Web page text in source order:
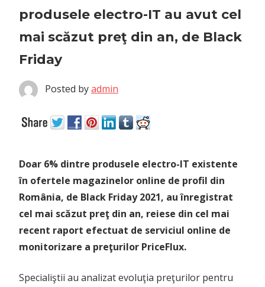
produsele electro-IT au avut cel
mai scăzut preţ din an, de Black
Friday
Posted byadmin
Doar 6% dintre produsele electro-IT existente
în ofertele magazinelor online de profil din
România, de Black Friday 2021, au înregistrat
cel mai scăzut preţ din an, reiese din cel mai
recent raport efectuat de serviciul online de
monitorizare a preţurilor PriceFlux.
Specialiştii au analizat evoluţia preţurilor pentru